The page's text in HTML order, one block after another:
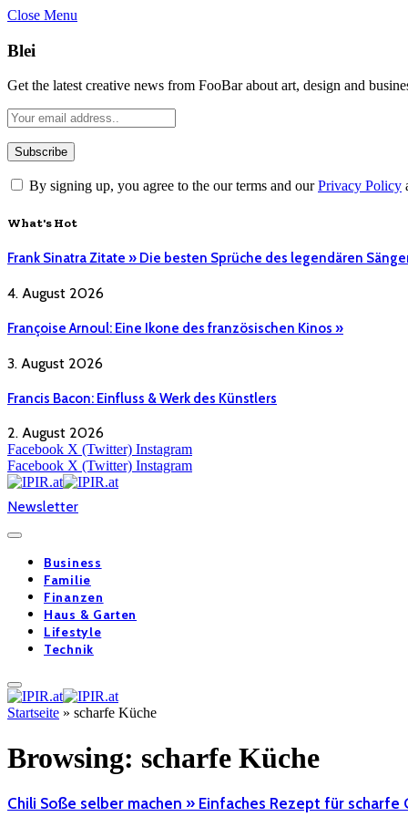
Close Menu
Blei
Get the latest creative news from FooBar about art, design and
By signing up, you agree to the our terms and ourPrivacy Policy
What's Hot
Frank Sinatra Zitate » Die besten Sprüche des legendären
4. August 2026
Françoise Arnoul: Eine Ikone des französischen Kinos »
3. August 2026
Francis Bacon: Einfluss & Werk des Künstlers
2. August 2026
Facebook X (Twitter) Instagram
Facebook X (Twitter) Instagram
Newsletter
Business
Familie
Finanzen
Haus & Garten
Lifestyle
Technik
Startseite » scharfe Küche
Browsing: scharfe Küche
Chili Soße selber machen » Einfaches Rezept für scharfe